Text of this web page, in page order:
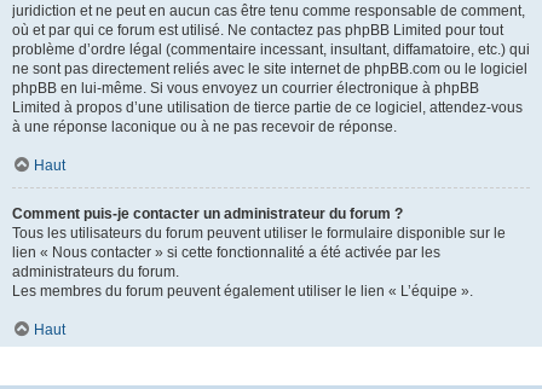
juridiction et ne peut en aucun cas être tenu comme responsable de comment,
où et par qui ce forum est utilisé. Ne contactez pas phpBB Limited pour tout
problème d’ordre légal (commentaire incessant, insultant, diffamatoire, etc.) qui
ne sont pas directement reliés avec le site internet de phpBB.com ou le logiciel
phpBB en lui-même. Si vous envoyez un courrier électronique à phpBB
Limited à propos d’une utilisation de tierce partie de ce logiciel, attendez-vous
à une réponse laconique ou à ne pas recevoir de réponse.
Haut
Comment puis-je contacter un administrateur du forum ?
Tous les utilisateurs du forum peuvent utiliser le formulaire disponible sur le
lien « Nous contacter » si cette fonctionnalité a été activée par les
administrateurs du forum.
Les membres du forum peuvent également utiliser le lien « L’équipe ».
Haut